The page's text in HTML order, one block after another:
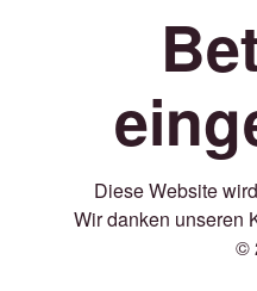
Diese Website
Wir danken unseren
©